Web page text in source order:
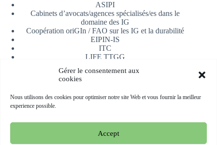
Gérer le consentement aux
cookies
Nous utilisons des cookies pour optimiser notre site Web et vous fournir la meilleur
experience possible.
Accept
ASIPI
Cabinets d’avocats/agences spécialisés/es dans le
domaine des IG
Coopération oriGIn / FAO sur les IG et la durabilité
EIPIN-IS
ITC
LIFE TTGG
AfrIPI
Recevoir notre newsletter
S'inscrire